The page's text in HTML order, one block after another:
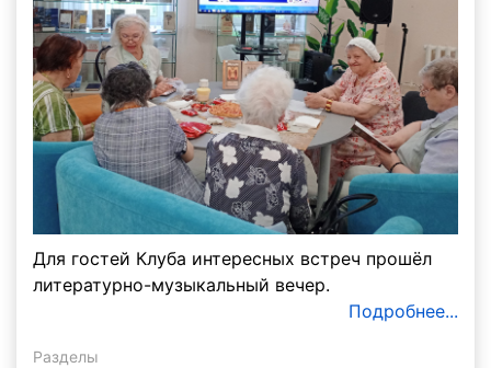
Для гостей Клуба интересных встреч прошёл
литературно-музыкальный вечер.
Подробнее...
Разделы